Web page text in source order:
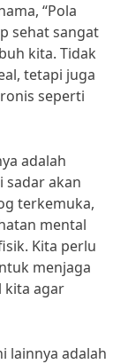
“Pola
sehat sangat
kita. Tidak
tetapi juga
seperti
adalah
sadar akan
terkemuka,
mental
Kita perlu
menjaga
kita agar
lainnya adalah